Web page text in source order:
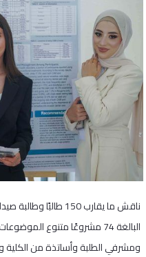
ناقش ما يقارب 150
البالغة 74 مشروعًا متنوع
ومشرفي الطلبة وأساتذة من الكلية